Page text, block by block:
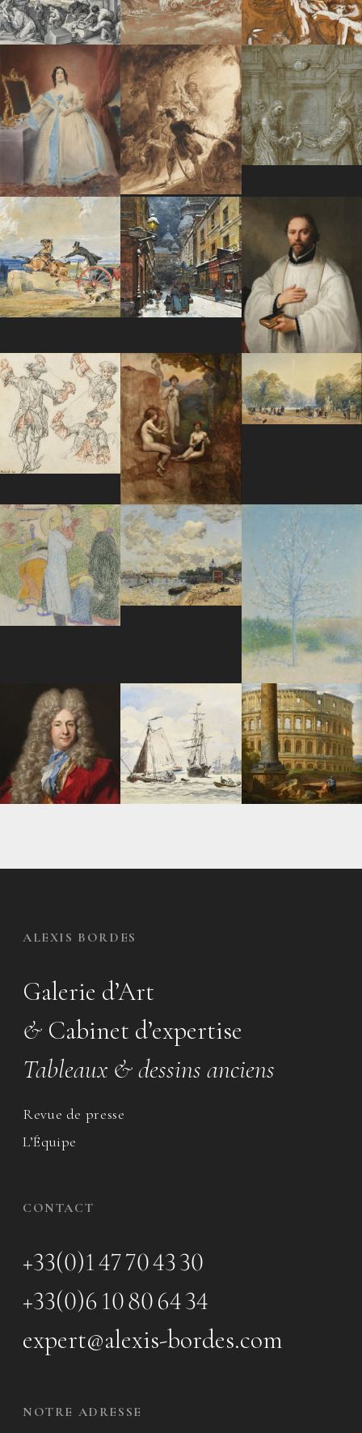
ALEXIS BORDES
Galerie d’Art
& Cabinet d’expertise
Tableaux & dessins anciens
Revue de presse
L’Équipe
CONTACT
+33(0)1 47 70 43 30
+33(0)6 10 80 64 34
expert@alexis-bordes.com
NOTRE ADRESSE